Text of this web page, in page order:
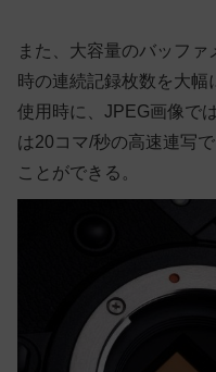
また、大容量のバッフ
時の連続記録枚数を大
使用時に、JPEG画像で
は20コマ/秒の高速連写
ことができる。